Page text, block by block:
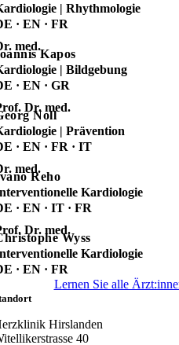
| Rhythmologie
· EN · FR
med.
Kapos
| Bildgebung
· EN · GR
Dr. med.
Noll
| Prävention
· EN · FR · IT
med.
Reho
Kardiologie
· EN · IT · FR
Dr. med.
Wyss
Kardiologie
· EN · FR
Lernen Sie alle
Hirslanden
40